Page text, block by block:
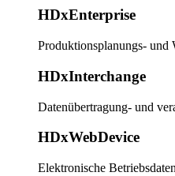
HDxEnterprise
Produktionsplanungs- und
HDxInterchange
Datenübertragung- und
HDxWebDevice
Elektronische